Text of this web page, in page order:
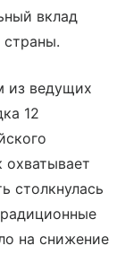
вклад
страны.
из ведущих
12
охватывает
столкнулась
на снижение